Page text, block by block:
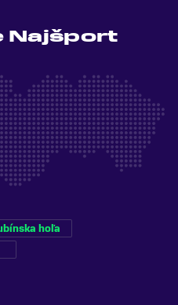
Najšport
hoľa